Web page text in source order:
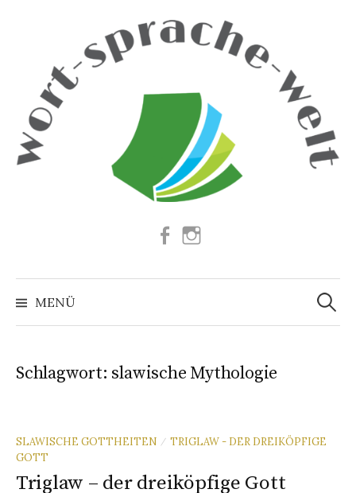
Facebook
MENÜ
Suchen
nach:
Schlagwort: slawische Mythologie
SLAWISCHE GOTTHEITEN / TRIGLAW - DER DREIKÖPFIGE
GOTT
Triglaw – der dreiköpfige Gott